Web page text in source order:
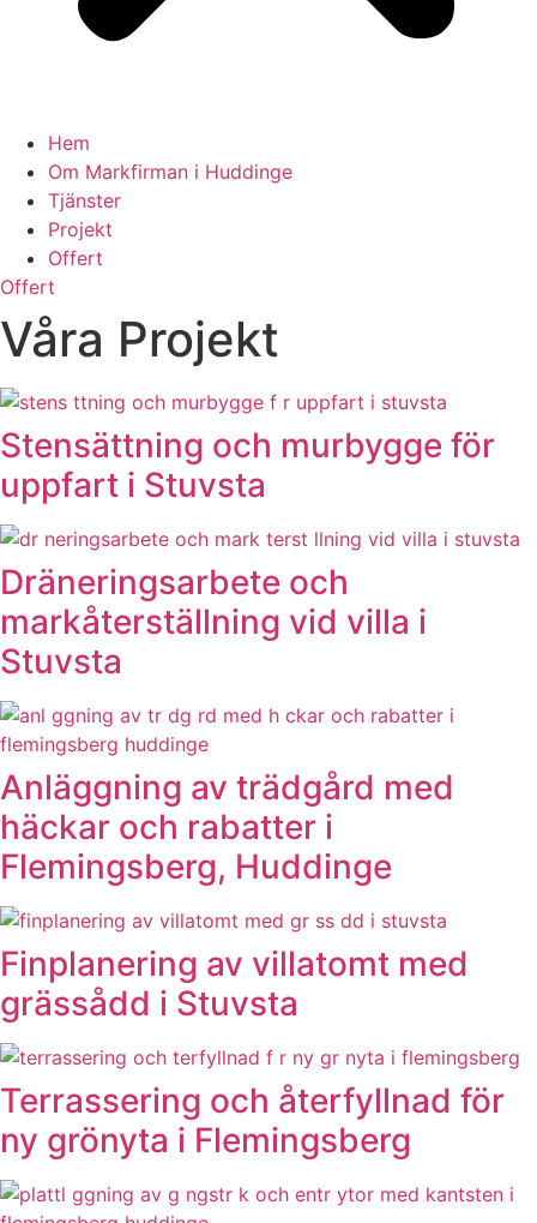
Hem
Om Markfirman i Huddinge
Tjänster
Projekt
Offert
Offert
Våra Projekt
Stensättning och murbygge för
uppfart i Stuvsta
Dräneringsarbete och
markåterställning vid villa i
Stuvsta
Anläggning av trädgård med
häckar och rabatter i
Flemingsberg, Huddinge
Finplanering av villatomt med
grässådd i Stuvsta
Terrassering och återfyllnad för
ny grönyta i Flemingsberg